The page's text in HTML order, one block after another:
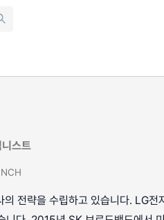
스트
의 전략을 수립하고 있습니다. LG